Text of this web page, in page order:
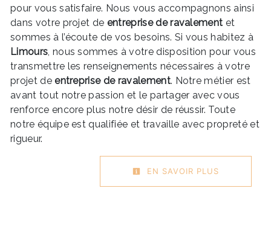
pour vous satisfaire. Nous vous accompagnons ainsi
dans votre projet de entreprise de ravalement et
sommes à l’écoute de vos besoins. Si vous habitez à
Limours , nous sommes à votre disposition pour vous
transmettre les renseignements nécessaires à votre
projet deentreprise de ravalement. Notre métier est
avant tout notre passion et le partager avec vous
renforce encore plus notre désir de réussir. Toute
notre équipe est qualifiée et travaille avec propreté et
rigueur.
EN SAVOIR PLUS